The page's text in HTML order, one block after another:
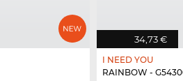
34,73 €
I NEED YOU
RAINBOW -